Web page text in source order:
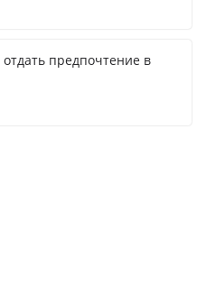
предпочтение в